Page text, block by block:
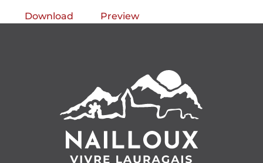
Download Preview